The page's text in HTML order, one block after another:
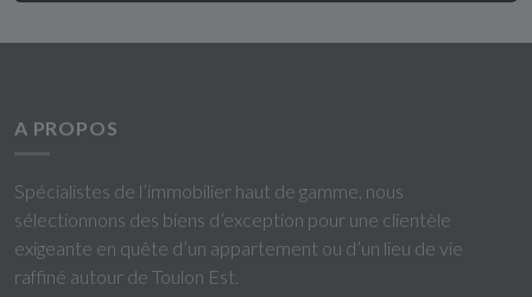
A PROPOS
Spécialistes de l’immobilier haut de gamme, nous
sélectionnons des biens d’exception pour une clientèle
exigeante en quête d’un appartement ou d’un lieu de vie
raffiné autour de Toulon Est.